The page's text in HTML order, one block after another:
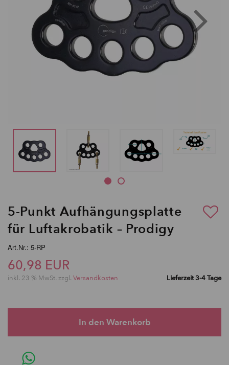
5-Punkt Aufhängungsplatte
für Luftakrobatik – Prodigy
Art.Nr.: 5-RP
60,98 EUR
inkl. 23 % MwSt. zzgl. Versandkosten Lieferzeit 3-4 Tage